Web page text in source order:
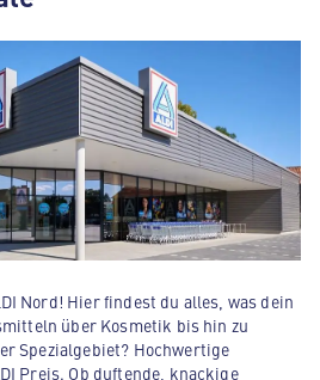
Nord! Hier findest du alles, was dein
über Kosmetik bis hin zu
Spezialgebiet? Hochwertige
Preis. Ob duftende, knackige